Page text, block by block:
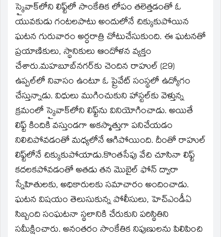
స్కైవాక్‌లోని లిఫ్ట్‌లో సాంకేతిక లోపం తలెత్తడంతో ఓ
యువకుడు గంటలపాటు అందులోనే చిక్కుకుపోయిన
ఘటన గురువారం అర్ధరాత్రి చోటుచేసుకుంది. ఈ ఘటనతో
ప్రయాణికులు, స్థానికులు ఆందోళన వ్యక్తం
చేశారు.మహబూబ్‌నగర్‌కు చెందిన రాహుల్ (29)
ఉప్పల్‌లో నివాసం ఉంటూ ఓ ప్రైవేట్ సంస్థలో ఉద్యోగం
చేస్తున్నాడు. విధులు ముగించుకుని హాస్టల్‌కు వెళ్తున్న
క్రమంలో స్కైవాక్‌లోని లిఫ్ట్‌ను వినియోగించాడు. అయితే
లిఫ్ట్ కిందికి వస్తుండగా అకస్మాత్తుగా పనిచేయడం
నిలిచిపోవడంతో మధ్యలోనే ఆగిపోయింది. దీంతో రాహుల్
లిఫ్ట్‌లోనే చిక్కుకుపోయాడు.కొంతసేపు వేచి చూసినా లిఫ్ట్
కదలకపోవడంతో అతడు తన మొబైల్ ఫోన్ ద్వారా
స్నేహితులకు, అధికారులకు సమాచారం అందించాడు.
ఘటన విషయం తెలుసుకున్న పోలీసులు, హెచ్‌ఎండీఏ
సిబ్బంది సంఘటనా స్థలానికి చేరుకుని పరిస్థితిని
సమీక్షించారు. అనంతరం సాంకేతిక నిపుణులను పిలిపించి